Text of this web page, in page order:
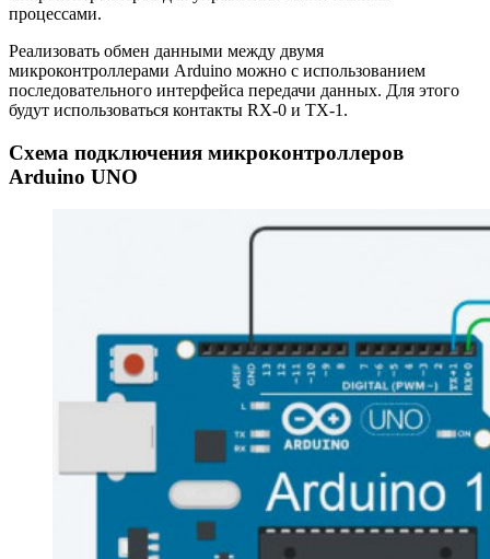
процессами.
Реализовать обмен данными между двумя
микроконтроллерами Arduino можно с использованием
последовательного интерфейса передачи данных. Для этого
будут использоваться контакты RX-0 и TX-1.
Схема подключения микроконтроллеров
Arduino UNO